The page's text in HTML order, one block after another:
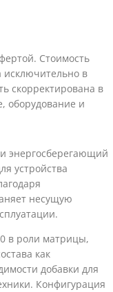
Стоимость
исключительно в
скорректирована в
оборудование и
энергоcберегающий
устройства
несущую
в роли матрицы,
как
добавки для
Конфигурация